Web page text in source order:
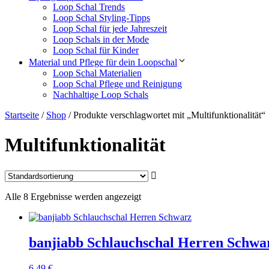
Loop Schal Trends
Loop Schal Styling-Tipps
Loop Schal für jede Jahreszeit
Loop Schals in der Mode
Loop Schal für Kinder
Material und Pflege für dein Loopschal
Loop Schal Materialien
Loop Schal Pflege und Reinigung
Nachhaltige Loop Schals
Startseite / Shop / Produkte verschlagwortet mit „Multifunktionalität“
Multifunktionalität
Alle 8 Ergebnisse werden angezeigt
banjiabb Schlauchschal Herren